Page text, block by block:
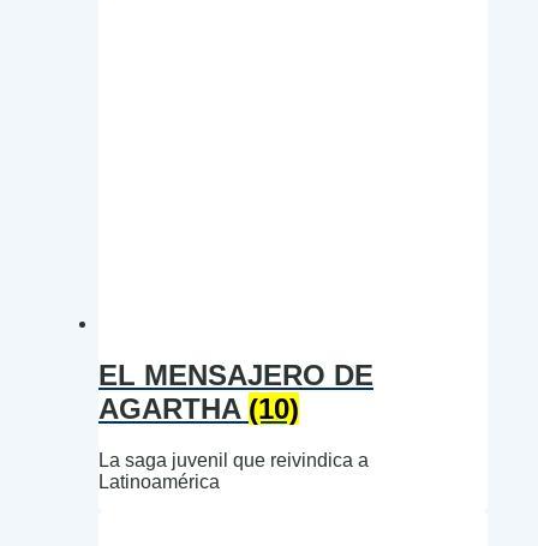
EL MENSAJERO DE
AGARTHA (10)
La saga juvenil que reivindica a
Latinoamérica